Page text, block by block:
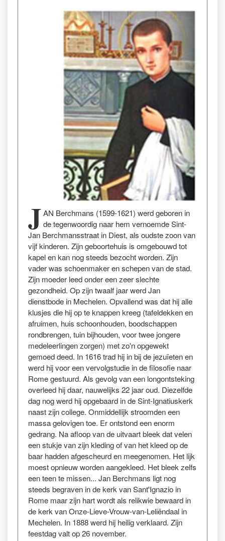
JAN Berchmans (1599-1621) werd geboren in
de tegenwoordig naar hem vernoemde Sint-
Jan Berchmansstraat in Diest, als oudste zoon van
vijf kinderen. Zijn geboortehuis is omgebouwd tot
kapel en kan nog steeds bezocht worden. Zijn
vader was schoenmaker en schepen van de stad.
Zijn moeder leed onder een zeer slechte
gezondheid. Op zijn twaalf jaar werd Jan
dienstbode in Mechelen. Opvallend was dat hij alle
klusjes die hij op te knappen kreeg (tafeldekken en
afruimen, huis schoonhouden, boodschappen
rondbrengen, tuin bijhouden, voor twee jongere
medeleerlingen zorgen) met zo'n opgewekt
gemoed deed. In 1616 trad hij in bij de jezuïeten en
werd hij voor een vervolgstudie in de filosofie naar
Rome gestuurd. Als gevolg van een longontsteking
overleed hij daar, nauwelijks 22 jaar oud. Diezelfde
dag nog werd hij opgebaard in de Sint-Ignatiuskerk
naast zijn college. Onmiddellijk stroomden een
massa gelovigen toe. Er ontstond een enorm
gedrang. Na afloop van de uitvaart bleek dat velen
een stukje van zijn kleding of van het kleed op de
baar hadden afgescheurd en meegenomen. Het lijk
moest opnieuw worden aangekleed. Het bleek zelfs
een teen te missen... Jan Berchmans ligt nog
steeds begraven in de kerk van Sant'Ignazio in
Rome maar zijn hart wordt als relikwie bewaard in
de kerk van Onze-Lieve-Vrouw-van-Leliëndaal in
Mechelen. In 1888 werd hij heilig verklaard. Zijn
feestdag valt op 26 november.